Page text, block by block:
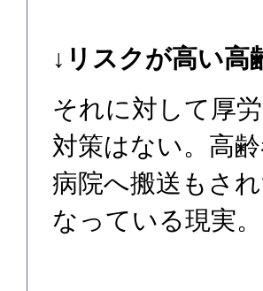
↓リスクが高い高
それに対して厚
対策はない。高
病院へ搬送もさ
なっている現実。